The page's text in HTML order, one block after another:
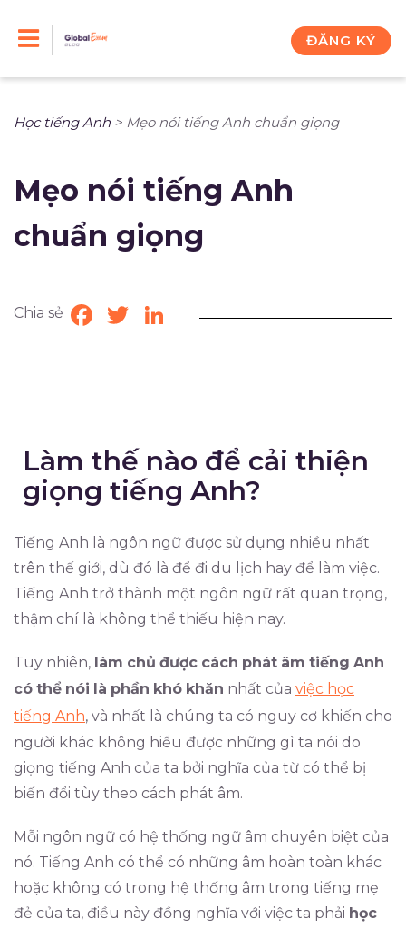
ĐĂNG KÝ
Học tiếng Anh > Mẹo nói tiếng Anh chuẩn giọng
Mẹo nói tiếng Anh
chuẩn giọng
Chia sẻ Facebook
TwitterLinkedIn
Làm thế nào để cải thiện
giọng tiếng Anh?
Tiếng Anh là ngôn ngữ được sử dụng nhiều nhất
trên thế giới, dù đó là để đi du lịch hay để làm việc.
Tiếng Anh trở thành một ngôn ngữ rất quan trọng,
thậm chí là không thể thiếu hiện nay.
Tuy nhiên, làm chủ được cách phát âm tiếng Anh
có thể nói là phần khó khăn nhất của việc học
tiếng Anh, và nhất là chúng ta có nguy cơ khiến cho
người khác không hiểu được những gì ta nói do
giọng tiếng Anh của ta bởi nghĩa của từ có thể bị
biến đổi tùy theo cách phát âm.
Mỗi ngôn ngữ có hệ thống ngữ âm chuyên biệt của
nó. Tiếng Anh có thể có những âm hoàn toàn khác
hoặc không có trong hệ thống âm trong tiếng mẹ
đẻ của ta, điều này đồng nghĩa với việc ta phải học